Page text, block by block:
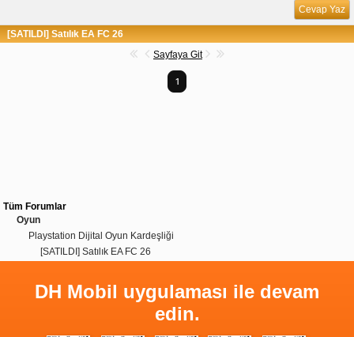
Cevap Yaz
[SATILDI] Satılık EA FC 26
Sayfaya Git
1
Tüm Forumlar
Oyun
Playstation Dijital Oyun Kardeşliği
[SATILDI] Satılık EA FC 26
DH Mobil uygulaması ile devam
edin.